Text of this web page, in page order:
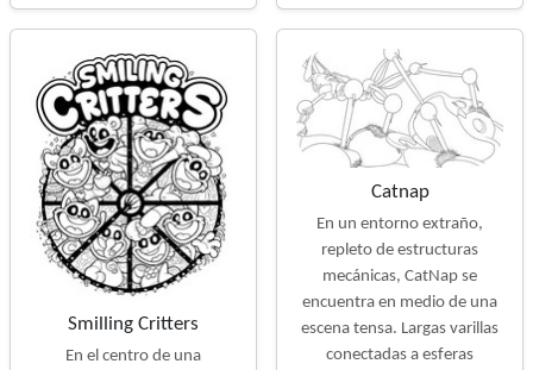
Smilling Critters
En el centro de una
Catnap
En un entorno extraño,
repleto de estructuras
mecánicas, CatNap se
encuentra en medio de una
escena tensa. Largas varillas
conectadas a esferas